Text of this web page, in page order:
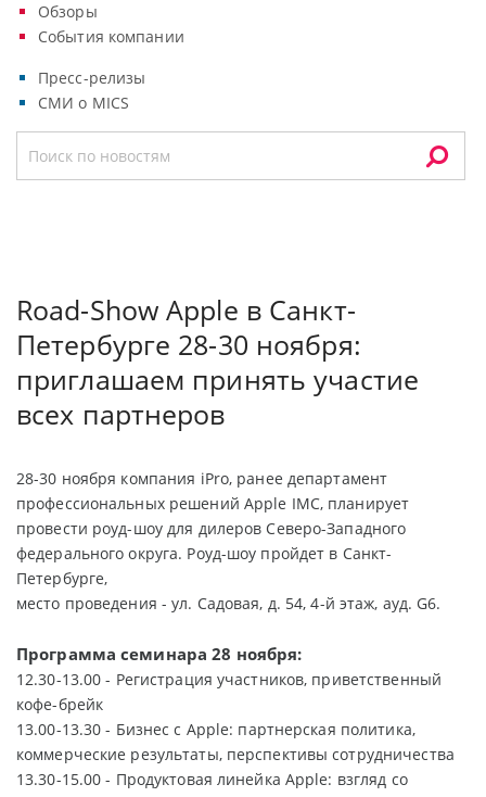
Обзоры
События компании
Пресс-релизы
СМИ о MICS
Road-Show Apple в Санкт-
Петербурге 28-30 ноября:
приглашаем принять участие
всех партнеров
28-30 ноября компания iPro, ранее департамент
профессиональных решений Apple IMC, планирует
провести роуд-шоу для дилеров Северо-Западного
федерального округа. Роуд-шоу пройдет в Санкт-
Петербурге,
место проведения - ул. Садовая, д. 54, 4-й этаж, ауд. G6.
Программа семинара 28 ноября:
12.30-13.00 - Регистрация участников, приветственный
кофе-брейк
13.00-13.30 - Бизнес с Apple: партнерская политика,
коммерческие результаты, перспективы сотрудничества
13.30-15.00 - Продуктовая линейка Apple: взгляд со